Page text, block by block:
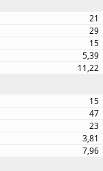
21
29
15
5,39
11,22
15
47
23
3,81
7,96